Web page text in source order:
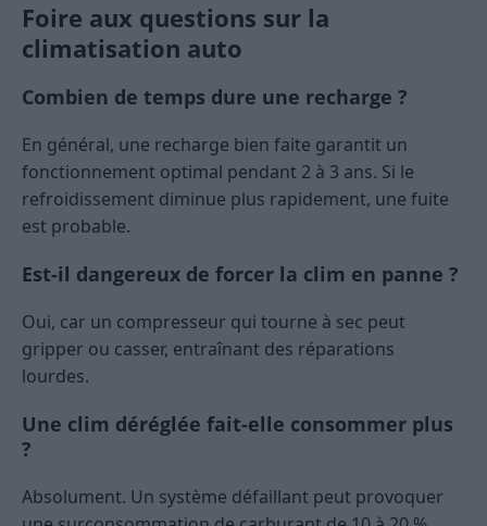
Foire aux questions sur la
climatisation auto
Combien de temps dure une recharge ?
En général, une recharge bien faite garantit un
fonctionnement optimal pendant 2 à 3 ans. Si le
refroidissement diminue plus rapidement, une fuite
est probable.
Est-il dangereux de forcer la clim en panne ?
Oui, car un compresseur qui tourne à sec peut
gripper ou casser, entraînant des réparations
lourdes.
Une clim déréglée fait-elle consommer plus
?
Absolument. Un système défaillant peut provoquer